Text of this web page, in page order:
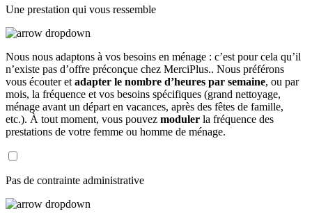
Une prestation qui vous ressemble
Nous nous adaptons à vos besoins en ménage : c’est pour cela qu’il
n’existe pas d’offre préconçue chez MerciPlus.. Nous préférons
vous écouter et adapter le nombre d’heures par semaine, ou par
mois, la fréquence et vos besoins spécifiques (grand nettoyage,
ménage avant un départ en vacances, après des fêtes de famille,
etc.). À tout moment, vous pouvez moduler la fréquence des
prestations de votre femme ou homme de ménage.
Pas de contrainte administrative